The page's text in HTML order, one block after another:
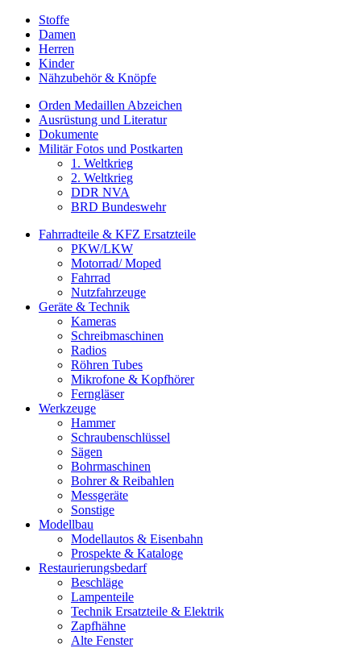
Stoffe
Damen
Herren
Kinder
Nähzubehör & Knöpfe
Orden Medaillen Abzeichen
Ausrüstung und Literatur
Dokumente
Militär Fotos und Postkarten
1. Weltkrieg
2. Weltkrieg
DDR NVA
BRD Bundeswehr
Fahrradteile & KFZ Ersatzteile
PKW/LKW
Motorrad/ Moped
Fahrrad
Nutzfahrzeuge
Geräte & Technik
Kameras
Schreibmaschinen
Radios
Röhren Tubes
Mikrofone & Kopfhörer
Ferngläser
Werkzeuge
Hammer
Schraubenschlüssel
Sägen
Bohrmaschinen
Bohrer & Reibahlen
Messgeräte
Sonstige
Modellbau
Modellautos & Eisenbahn
Prospekte & Kataloge
Restaurierungsbedarf
Beschläge
Lampenteile
Technik Ersatzteile & Elektrik
Zapfhähne
Alte Fenster